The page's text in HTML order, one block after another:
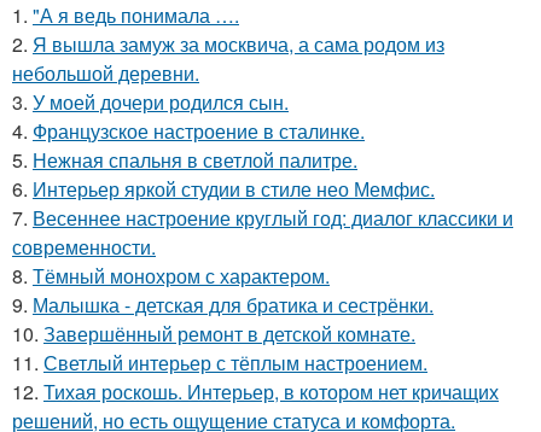
1. "А я ведь понимала ….
2. Я вышла замуж за москвича, а сама родом из
небольшой деревни.
3. У моей дочери родился сын.
4. Французское настроение в сталинке.
5. Нежная спальня в светлой палитре.
6. Интерьер яркой студии в стиле нео Мемфис.
7. Весеннее настроение круглый год: диалог классики и
современности.
8. Тёмный монохром с характером.
9. Малышка - детская для братика и сестрёнки.
10. Завершённый ремонт в детской комнате.
11. Светлый интерьер с тёплым настроением.
12. Тихая роскошь. Интерьер, в котором нет кричащих
решений, но есть ощущение статуса и комфорта.